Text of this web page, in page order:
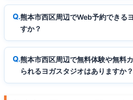
熊本市西区周辺でWeb予約できる
すか？
熊本市西区周辺で無料体験や無料
られるヨガスタジオはありますか？